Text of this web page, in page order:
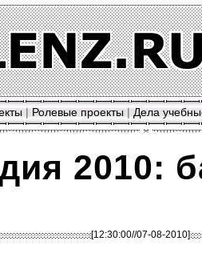
| Ролевые проекты | Дела
2010:
[12:30:00//07-08-2010]